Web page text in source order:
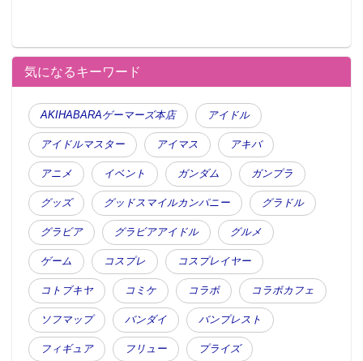
気になるキーワード
AKIHABARAゲーマーズ本店 アイドル
アイドルマスター アイマス アキバ
アニメ イベント ガンダム ガンプラ
グッズ グッドスマイルカンパニー グラドル
グラビア グラビアアイドル グルメ
ゲーム コスプレ コスプレイヤー
コトブキヤ コミケ コラボ コラボカフェ
ソフマップ バンダイ バンプレスト
フィギュア フリュー プライズ